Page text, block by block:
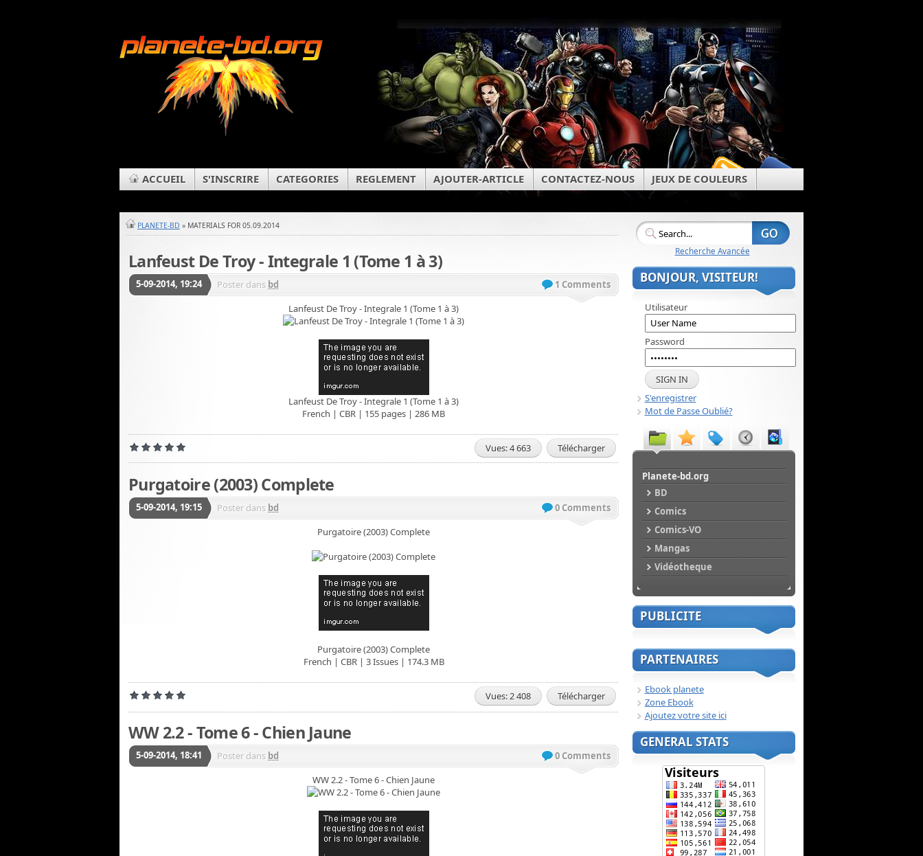
ACCUEIL S'INSCRIRE CATEGORIES REGLEMENT AJOUTER-ARTICLE CONTACTEZ-NOUS JEUX DE COULEURS
PLANETE-BD » MATERIALS FOR 05.09.2014
Lanfeust De Troy - Integrale 1 (Tome 1 à 3)
5-09-2014, 19:24 Poster dans bd
1 Comments
Lanfeust De Troy - Integrale 1 (Tome 1 à 3)
Lanfeust De Troy - Integrale 1 (Tome 1 à 3)
French | CBR | 155 pages | 286 MB
Vues: 4 663 Télécharger
Purgatoire (2003) Complete
5-09-2014, 19:15 Poster dans bd
0 Comments
Purgatoire (2003) Complete
Purgatoire (2003) Complete
French | CBR | 3 Issues | 174.3 MB
Vues: 2 408 Télécharger
WW 2.2 - Tome 6 - Chien Jaune
5-09-2014, 18:41 Poster dans bd
0 Comments
WW 2.2 - Tome 6 - Chien Jaune
Recherche Avancée
BONJOUR, VISITEUR!
Utilisateur
Password
S'enregistrer
Mot de Passe Oublié?
Planete-bd.org
BD
Comics
Comics-VO
Mangas
Vidéotheque
PUBLICITE
PARTENAIRES
Ebook planete
Zone Ebook
Ajoutez votre site ici
GENERAL STATS